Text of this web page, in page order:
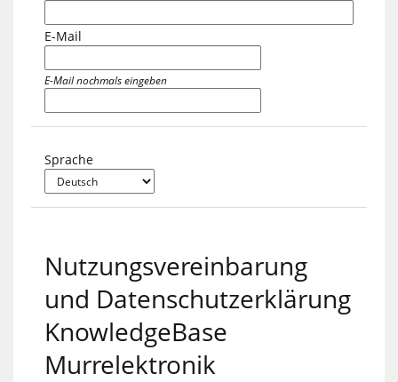
E-Mail
E-Mail nochmals eingeben
Sprache
Nutzungsvereinbarung
und Datenschutzerklärung
KnowledgeBase
Murrelektronik